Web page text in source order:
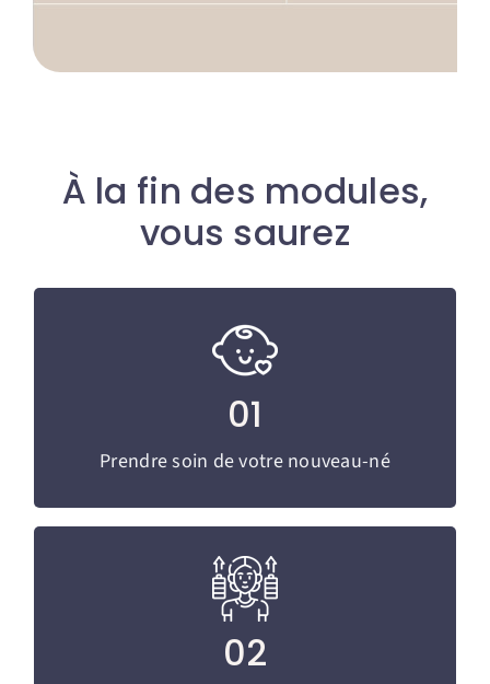
À la fin des modules,
vous saurez
01
Prendre soin de votre nouveau-né
Prendre soin de votre nouveau-né
physiologiques.
02
Gérer votre fatigue
Repos, alimentation, organisation, bien-être
au quotidien.